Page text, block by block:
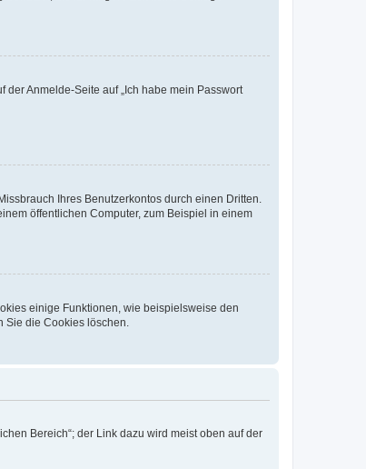
Anmelde-Seite auf „Ich habe mein Passwort
Ihres Benutzerkontos durch einen Dritten.
öffentlichen Computer, zum Beispiel in einem
einige Funktionen, wie beispielsweise den
Sie die Cookies löschen.
Bereich“; der Link dazu wird meist oben auf der